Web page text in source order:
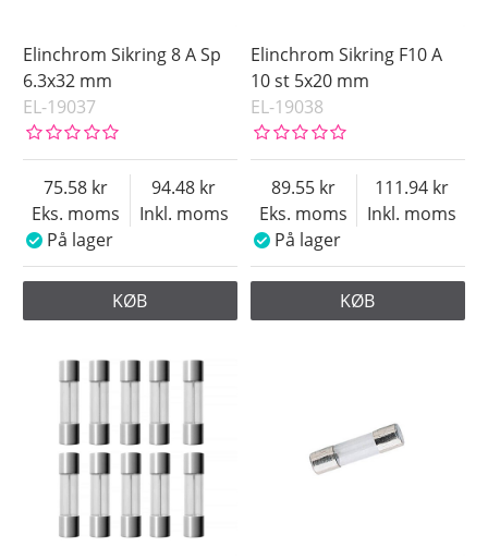
Elinchrom Sikring 8 A Sp
6.3x32 mm
EL-19037
Eks. moms
75.58
Inkl. moms
94.48
På lager
KØB
Elinchrom Sikring F10 A
10 st 5x20 mm
EL-19038
Eks. moms
89.55
Inkl. moms
111.94
På lager
KØB